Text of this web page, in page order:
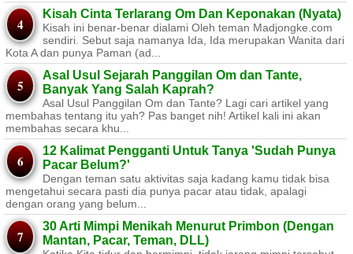
Kisah Cinta Terlarang Om Dan Keponakan (Nyata)
Kisah ini benar-benar dialami Oleh teman Madjongke.com
sendiri. Sebut saja namanya Ida, Ida merupakan Wanita dari
Kota A dan punya Paman (ad...
Asal Usul Sejarah Panggilan Om dan Tante,
Banyak Yang Salah Kaprah?
Asal Usul Panggilan Om dan Tante? Lagi cari artikel yang
membahas tentang itu yah? Pas banget nih! Artikel kali ini akan
membahas secara khu...
12 Kalimat Pengganti Untuk Tanya 'Sudah Punya
Pacar Belum?'
Dengan teman satu aktivitas saja kadang kamu tidak bisa
mengetahui secara pasti dia punya pacar atau tidak, apalagi
dengan orang yang belum...
30 Arti Mimpi Menikah Menurut Primbon (Dengan
Mantan, Pacar, Teman, DLL)